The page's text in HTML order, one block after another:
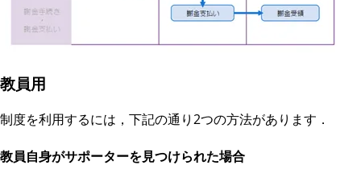
教員用
制度を利用するには，下記の通り2つの方法があります．
教員自身がサポーターを見つけられた場合